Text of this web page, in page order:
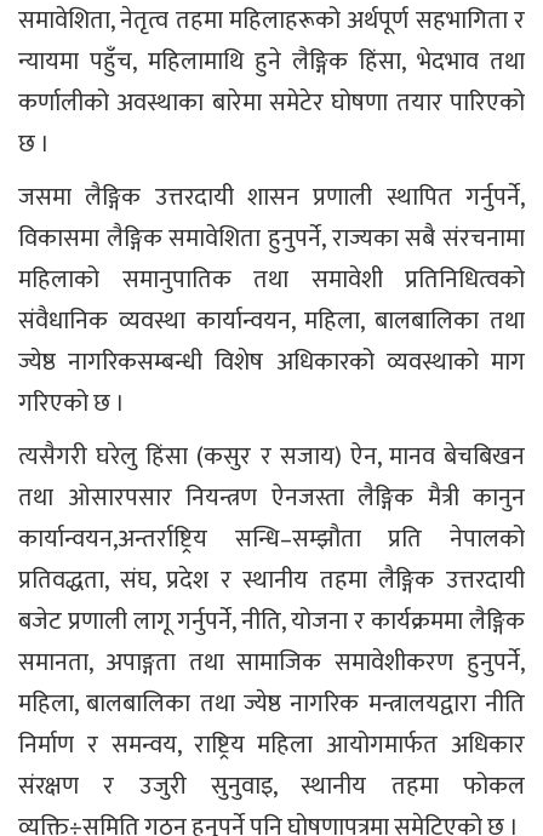
समावेशिता, नेतृत्व तहमा महिलाहरूको अर्थपूर्ण सहभागिता र
न्यायमा पहुँच, महिलामाथि हुने लैङ्गिक हिंसा, भेदभाव तथा
कर्णालीको अवस्थाका बारेमा समेटेर घोषणा तयार पारिएको
छ ।
जसमा लैङ्गिक उत्तरदायी शासन प्रणाली स्थापित गर्नुपर्ने,
विकासमा लैङ्गिक समावेशिता हुनुपर्ने, राज्यका सबै संरचनामा
महिलाको समानुपातिक तथा समावेशी प्रतिनिधित्वको
संवैधानिक व्यवस्था कार्यान्वयन, महिला, बालबालिका तथा
ज्येष्ठ नागरिकसम्बन्धी विशेष अधिकारको व्यवस्थाको माग
गरिएको छ ।
त्यसैगरी घरेलु हिंसा (कसुर र सजाय) ऐन, मानव बेचबिखन
तथा ओसारपसार नियन्त्रण ऐनजस्ता लैङ्गिक मैत्री कानुन
कार्यान्वयन,अन्तर्राष्ट्रिय सन्धि–सम्झौता प्रति नेपालको
प्रतिवद्धता, संघ, प्रदेश र स्थानीय तहमा लैङ्गिक उत्तरदायी
बजेट प्रणाली लागू गर्नुपर्ने, नीति, योजना र कार्यक्रममा लैङ्गिक
समानता, अपाङ्गता तथा सामाजिक समावेशीकरण हुनुपर्ने,
महिला, बालबालिका तथा ज्येष्ठ नागरिक मन्त्रालयद्वारा नीति
निर्माण र समन्वय, राष्ट्रिय महिला आयोगमार्फत अधिकार
संरक्षण र उजुरी सुनुवाइ, स्थानीय तहमा फोकल
व्यक्ति÷समिति गठन हुनुपर्ने पनि घोषणापत्रमा समेटिएको छ ।